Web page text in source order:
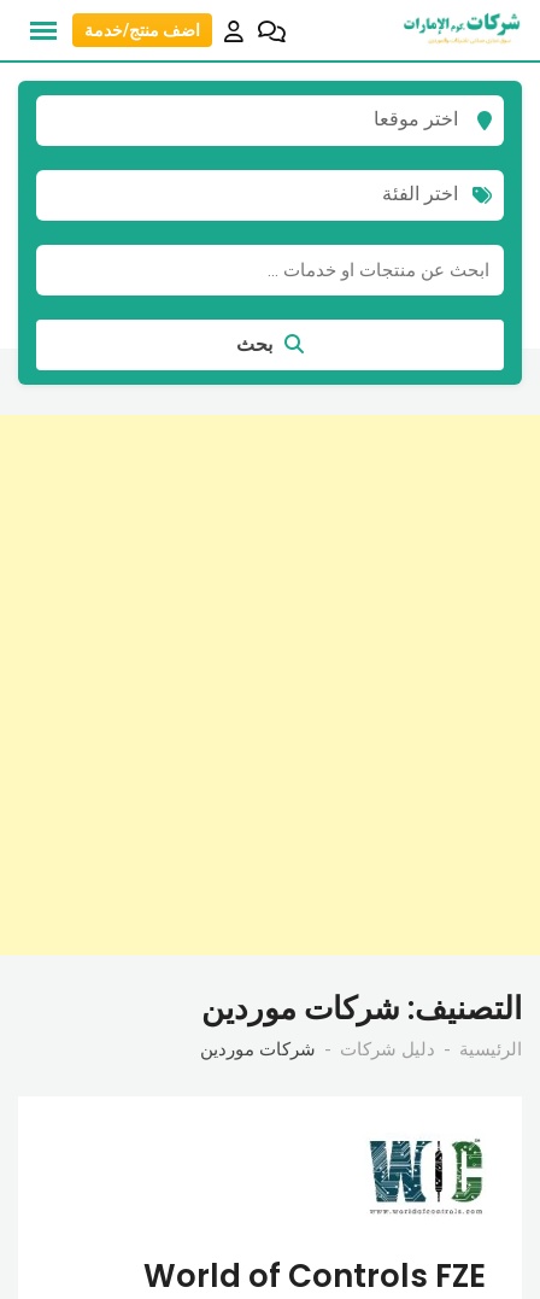
انتقل
المحتوى
اضف منتج/خدمة
اختر موقعا
اختر الفئة
بحث
التصنيف: شركات موردين
الرئيسية دليل شركات شركات موردين
World of Controls FZE